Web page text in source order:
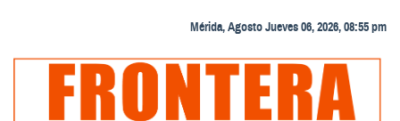
Mérida, Agosto Jueves 06, 2026, 08:55 pm